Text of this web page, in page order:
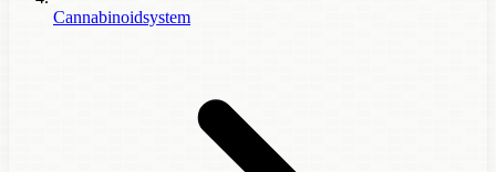
Cannabinoidsystem